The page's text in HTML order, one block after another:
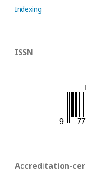
Indexing
ISSN
Accreditation-